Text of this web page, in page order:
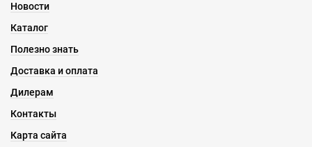
Новости
Каталог
Полезно знать
Доставка и оплата
Дилерам
Контакты
Карта сайта